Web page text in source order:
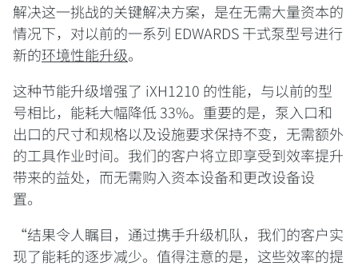
解决这一挑战的关键解决方案，是在无需大量资本的
情况下，对以前的一系列 EDWARDS 干式泵型号进行
新的环境性能升级。
这种节能升级增强了 iXH1210 的性能，与以前的型
号相比，能耗大幅降低 33%。重要的是，泵入口和
出口的尺寸和规格以及设施要求保持不变，无需额外
的工具作业时间。我们的客户将立即享受到效率提升
带来的益处，而无需购入资本设备和更改设备设
置。
“结果令人瞩目，通过携手升级机队，我们的客户实
现了能耗的逐步减少。值得注意的是，这些效率的提